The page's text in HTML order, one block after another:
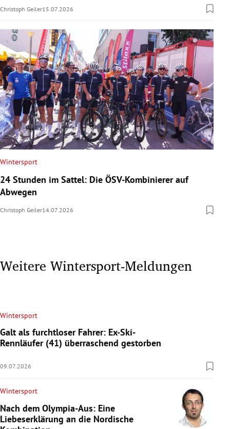
Christoph Geiler15.07.2026
Wintersport
24 Stunden im Sattel: Die ÖSV-Kombinierer auf
Abwegen
Christoph Geiler14.07.2026
Weitere Wintersport-Meldungen
Wintersport
Galt als furchtloser Fahrer: Ex-Ski-
Rennläufer (41) überraschend gestorben
09.07.2026
Wintersport
Nach dem Olympia-Aus: Eine
Liebeserklärung an die Nordische